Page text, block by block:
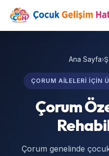
Ana Sayfa›
ÇORUM AILELERI IÇIN
Çorum
Çorum genelinde